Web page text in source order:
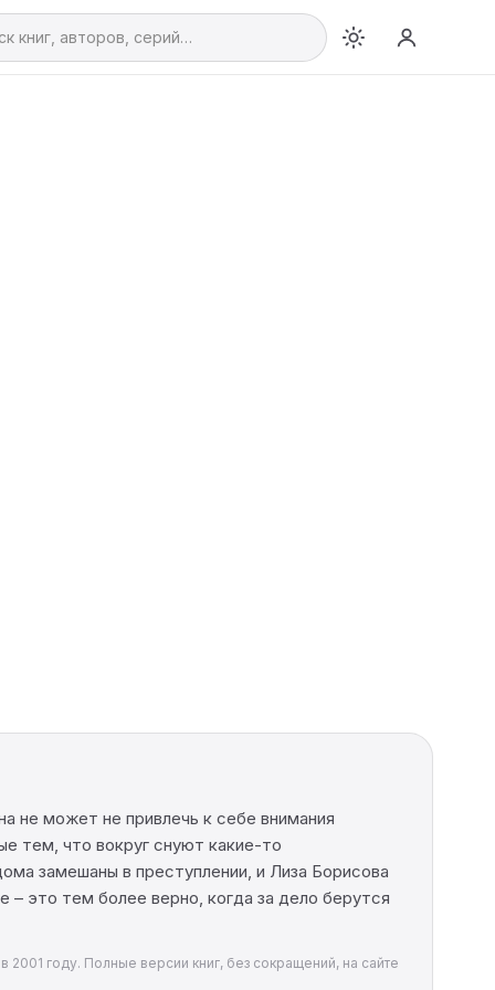
не может не привлечь к себе внимания
тем, что вокруг снуют какие-то
замешаны в преступлении, и Лиза Борисова
– это тем более верно, когда за дело берутся
году. Полные версии книг, без сокращений, на сайте